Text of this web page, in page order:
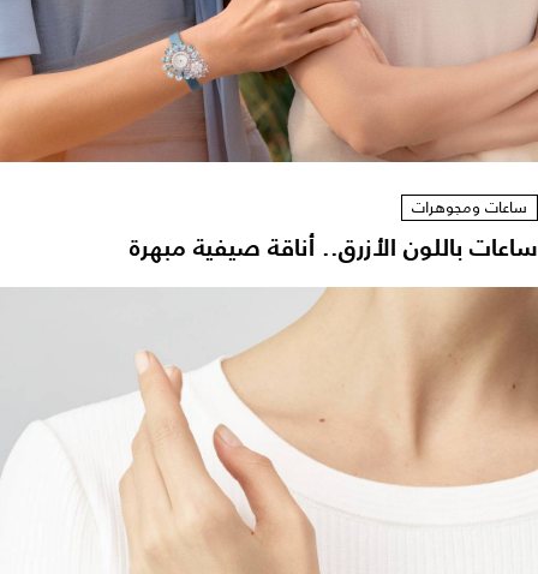
ساعات ومجوهرات
ساعات باللون الأزرق.. أناقة صيفية مبهرة